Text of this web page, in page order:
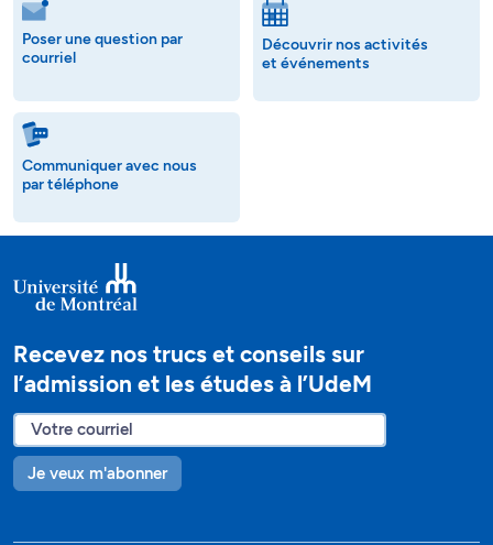
Poser une question par
courriel
Découvrir nos activités
et événements
Communiquer avec nous
par téléphone
Recevez nos trucs et conseils sur
l’admission et les études à l’UdeM
Je veux m'abonner